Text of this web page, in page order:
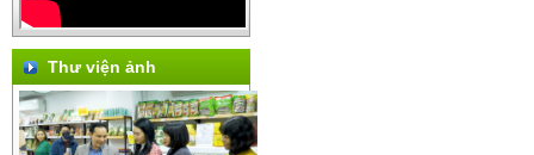
Thư viện ảnh